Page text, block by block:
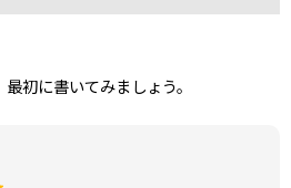
初に書いてみましょう。